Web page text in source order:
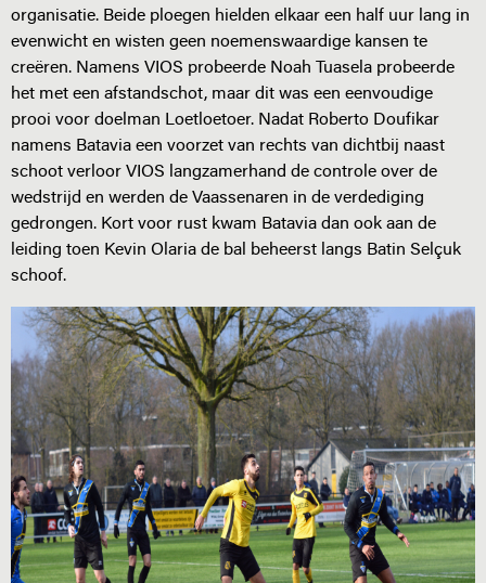
organisatie. Beide ploegen hielden elkaar een half uur lang in
evenwicht en wisten geen noemenswaardige kansen te
creëren. Namens VIOS probeerde Noah Tuasela probeerde
het met een afstandschot, maar dit was een eenvoudige
prooi voor doelman Loetloetoer. Nadat Roberto Doufikar
namens Batavia een voorzet van rechts van dichtbij naast
schoot verloor VIOS langzamerhand de controle over de
wedstrijd en werden de Vaassenaren in de verdediging
gedrongen. Kort voor rust kwam Batavia dan ook aan de
leiding toen Kevin Olaria de bal beheerst langs Batin Selçuk
schoof.